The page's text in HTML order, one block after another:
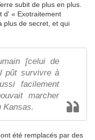
subit de plus en plus.
d' « Exotraitement
plus de secret, et qui
[celui de
pût survivre à
facilement
marcher
Kansas.
été remplacés par des